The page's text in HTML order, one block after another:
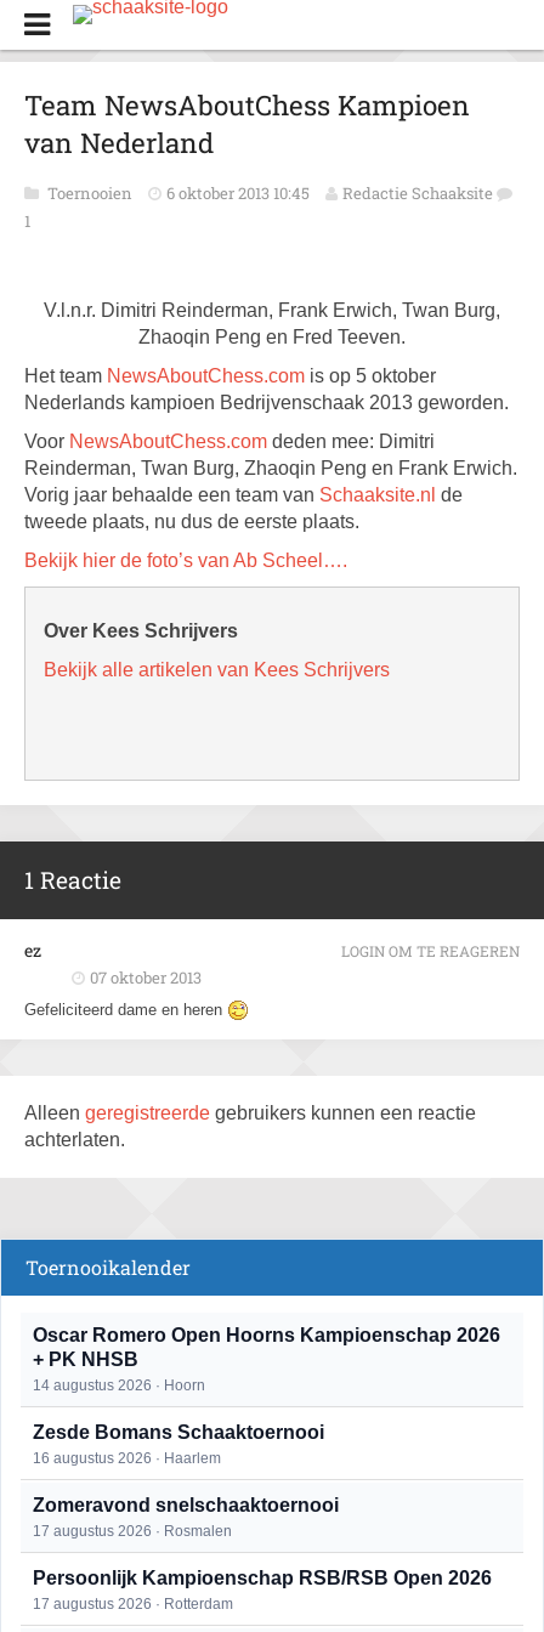
Team NewsAboutChess Kampioen
van Nederland
Toernooien 6 oktober 2013 10:45
Redactie Schaaksite
1
V.l.n.r. Dimitri Reinderman, Frank Erwich, Twan Burg,
Zhaoqin Peng en Fred Teeven.
Het team NewsAboutChess.com is op 5 oktober
Nederlands kampioen Bedrijvenschaak 2013 geworden.
Voor NewsAboutChess.com deden mee: Dimitri
Reinderman, Twan Burg, Zhaoqin Peng en Frank Erwich.
Vorig jaar behaalde een team van Schaaksite.nl de
tweede plaats, nu dus de eerste plaats.
Bekijk hier de foto’s van Ab Scheel….
Over Kees Schrijvers
Bekijk alle artikelen van Kees Schrijvers
1 Reactie
ez
07 oktober 2013
Gefeliciteerd dame en heren
LOGIN OM TE REAGEREN
Alleen geregistreerde gebruikers kunnen een reactie
achterlaten.
Toernooikalender
Oscar Romero Open Hoorns Kampioenschap 2026
+ PK NHSB
14 augustus 2026 · Hoorn
Zesde Bomans Schaaktoernooi
16 augustus 2026 · Haarlem
Zomeravond snelschaaktoernooi
17 augustus 2026 · Rosmalen
Persoonlijk Kampioenschap RSB/RSB Open 2026
17 augustus 2026 · Rotterdam